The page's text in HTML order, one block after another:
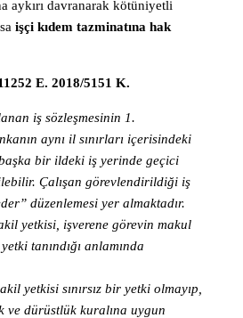
aykırı davranarak kötüniyetli
işçi kıdem tazminatına hak
E. 2018/5151 K.
iş sözleşmesinin 1.
aynı il sınırları içerisindeki
bir ildeki iş yerinde geçici
Çalışan görevlendirildiği iş
düzenlemesi yer almaktadır.
yetkisi, işverene görevin makul
tanındığı anlamında
yetkisi sınırsız bir yetki olmayıp,
dürüstlük kuralına uygun